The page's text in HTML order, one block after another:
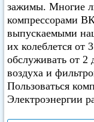
зажимы. Многие
компрессорами
выпускаемыми
их колеблется от
обслуживать от 2
воздуха и
Пользоваться
Электроэнергии